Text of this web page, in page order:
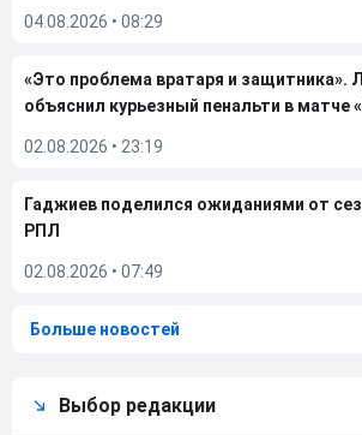
04.08.2026 • 08:29
«Это проблема вратаря и защитника».
объяснил курьезный пенальти в матче
02.08.2026 • 23:19
Гаджиев поделился ожиданиями от
РПЛ
02.08.2026 • 07:49
Больше новостей
Выбор редакции